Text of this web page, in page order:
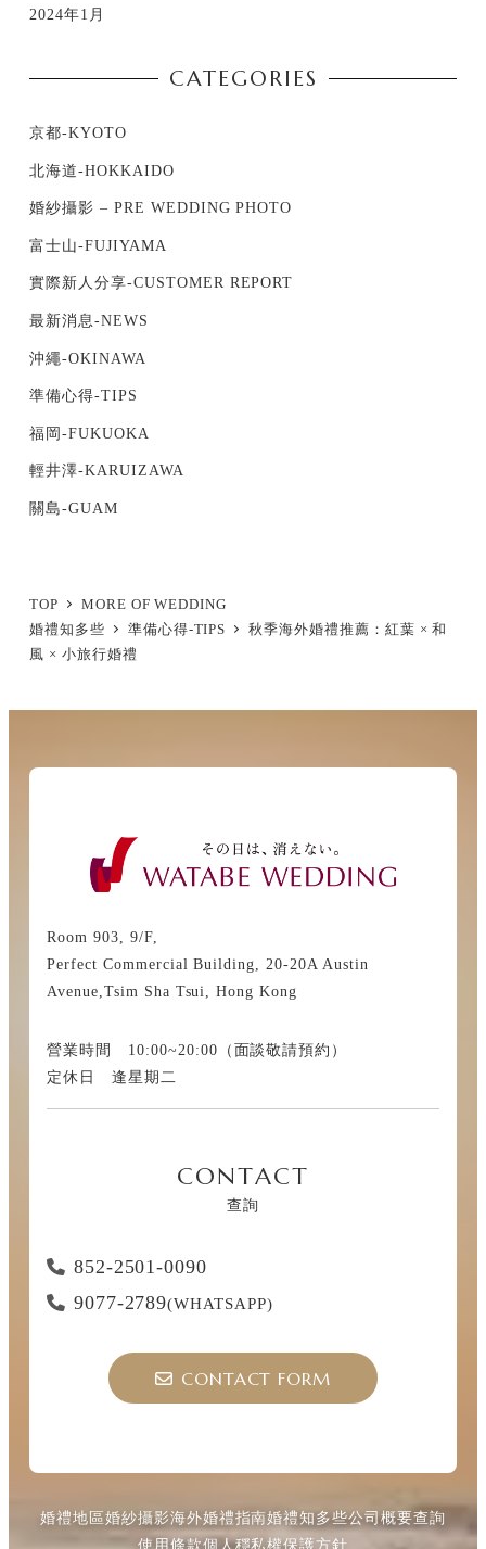
2024年1月
CATEGORIES
京都-KYOTO
北海道-HOKKAIDO
婚紗攝影 – PRE WEDDING PHOTO
富士山-FUJIYAMA
實際新人分享-CUSTOMER REPORT
最新消息-NEWS
沖繩-OKINAWA
準備心得-TIPS
福岡-FUKUOKA
輕井澤-KARUIZAWA
關島-GUAM
TOP
MORE OF WEDDING
婚禮知多些
準備心得-TIPS
秋季海外婚禮推薦：紅葉 × 和
風 × 小旅行婚禮
Room 903, 9/F,
Perfect Commercial Building, 20-20A Austin
Avenue,Tsim Sha Tsui, Hong Kong
營業時間 10:00~20:00（面談敬請預約）
定休日 逢星期二
CONTACT
查詢
852-2501-0090
9077-2789(WHATSAPP)
CONTACT FORM
婚禮地區婚紗攝影海外婚禮指南婚禮知多些公司概要查詢
使用條款個人穩私權保護方針